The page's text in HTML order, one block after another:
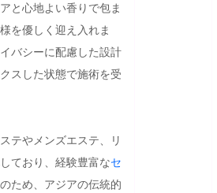
と心地よい香りで包ま
を優しく迎え入れま
バシーに配慮した設計
スした状態で施術を受
テやメンズエステ、リ
ており、経験豊富なセ
ため、アジアの伝統的